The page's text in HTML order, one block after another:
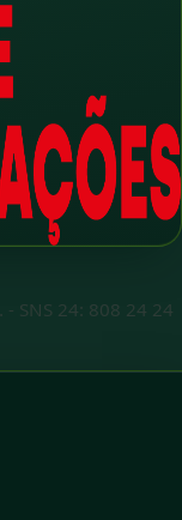
- SNS 24: 808 24 24